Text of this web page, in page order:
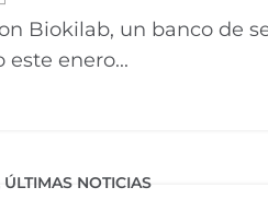
Biokilab, un banco de
enero...
ÚLTIMAS NOTICIAS